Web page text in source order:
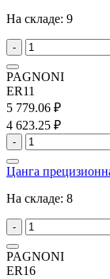
На складе: 9
-
PAGNONI
ER11
5 779.06 ₽
4 623.25 ₽
-
Цанга
На складе: 8
-
PAGNONI
ER16